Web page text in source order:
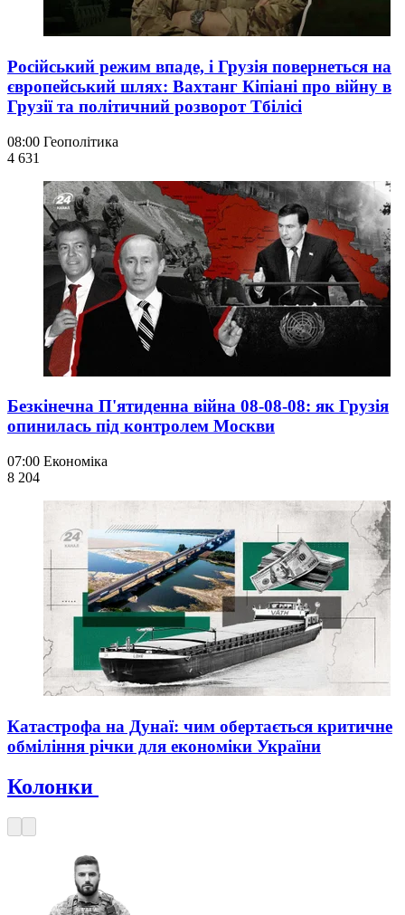
Російський режим впаде, і Грузія повернеться на
європейський шлях: Вахтанг Кіпіані про війну в
Грузії та політичний розворот Тбілісі
08:00 Геополітика
4 631
Безкінечна П'ятиденна війна 08-08-08: як Грузія
опинилась під контролем Москви
07:00 Економіка
8 204
Катастрофа на Дунаї: чим обертається критичне
обміління річки для економіки України
Колонки